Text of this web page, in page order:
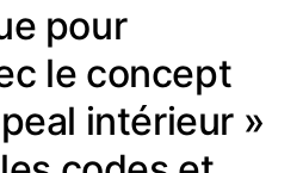
pour
le concept
intérieur »